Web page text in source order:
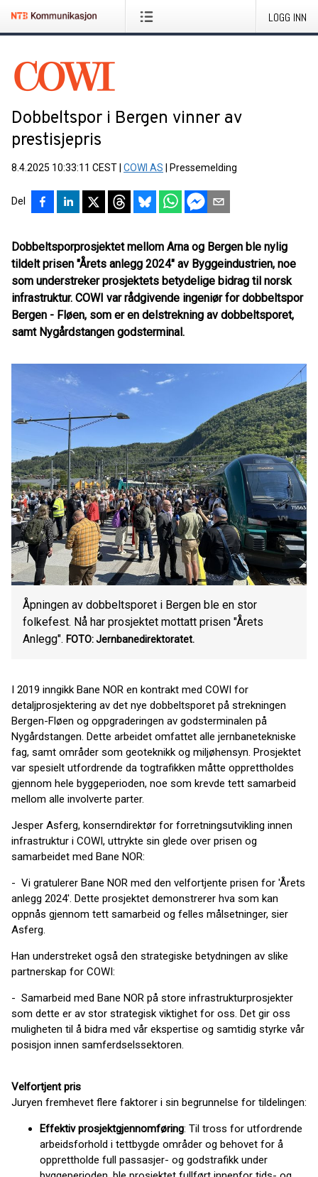
LOGG INN
Dobbeltspor i Bergen vinner av
prestisjepris
8.4.2025 10:33:11 CEST COWI AS Pressemelding
Del
Dobbeltsporprosjektet mellom Arna og Bergen ble nylig
tildelt prisen "Årets anlegg 2024" av Byggeindustrien, noe
som understreker prosjektets betydelige bidrag til norsk
infrastruktur. COWI var rådgivende ingeniør for dobbeltspor
Bergen - Fløen, som er en delstrekning av dobbeltsporet,
samt Nygårdstangen godsterminal.
Åpningen av dobbeltsporet i Bergen ble en stor
folkefest. Nå har prosjektet mottatt prisen "Årets
Anlegg". FOTO: Jernbanedirektoratet.
I 2019 inngikk Bane NOR en kontrakt med COWI for
detaljprosjektering av det nye dobbeltsporet på strekningen
Bergen-Fløen og oppgraderingen av godsterminalen på
Nygårdstangen. Dette arbeidet omfattet alle jernbanetekniske
fag, samt områder som geoteknikk og miljøhensyn. Prosjektet
var spesielt utfordrende da togtrafikken måtte opprettholdes
gjennom hele byggeperioden, noe som krevde tett samarbeid
mellom alle involverte parter.​
Jesper Asferg, konserndirektør for forretningsutvikling innen
infrastruktur i COWI, uttrykte sin glede over prisen og
samarbeidet med Bane NOR:​
- Vi gratulerer Bane NOR med den velfortjente prisen for 'Årets
anlegg 2024'. Dette prosjektet demonstrerer hva som kan
oppnås gjennom tett samarbeid og felles målsetninger, sier
Asferg.
Han understreket også den strategiske betydningen av slike
partnerskap for COWI:​
- Samarbeid med Bane NOR på store infrastrukturprosjekter
som dette er av stor strategisk viktighet for oss. Det gir oss
muligheten til å bidra med vår ekspertise og samtidig styrke vår
posisjon innen samferdselssektoren.
Velfortjent pris
Juryen fremhevet flere faktorer i sin begrunnelse for tildelingen:​
Effektiv prosjektgjennomføring: Til tross for utfordrende
arbeidsforhold i tettbygde områder og behovet for å
opprettholde full passasjer- og godstrafikk under